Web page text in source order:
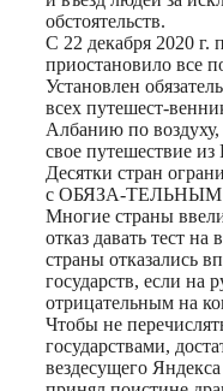
обстоятельств.
C 22 декабря 2020 г.
приостановило все
Установлен
всех путешест-
Албанию по
свое путешествие
Десятки стран
с ОБЯЗА-ТЕЛЬНЫМ
Многие страны
отказ давать тест
страны отказались
государств, если на
отрицательным на
Чтобы не
государствами,
вездесущего